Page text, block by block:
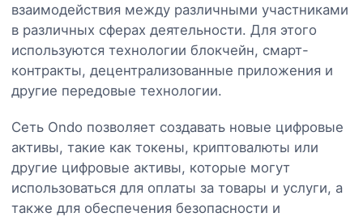
взаимодействия между различными участниками
в различных сферах деятельности. Для этого
используются технологии блокчейн, смарт-
контракты, децентрализованные приложения и
другие передовые технологии.
Сеть Ondo позволяет создавать новые цифровые
активы, такие как токены, криптовалюты или
другие цифровые активы, которые могут
использоваться для оплаты за товары и услуги, а
также для обеспечения безопасности и